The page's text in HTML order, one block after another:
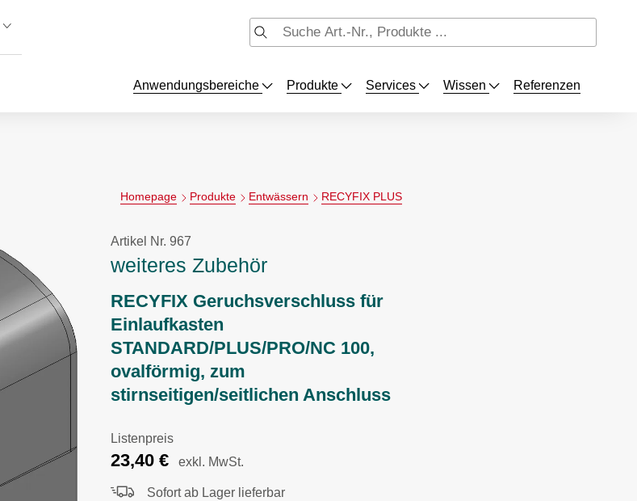
Anwendungsbereiche Produkte Services Wissen Referenzen
Homepage Produkte Entwässern RECYFIX PLUS
Artikel Nr. 967
weiteres Zubehör
RECYFIX Geruchsverschluss für
Einlaufkasten
STANDARD/PLUS/PRO/NC 100,
ovalförmig, zum
stirnseitigen/seitlichen Anschluss
Listenpreis
23,40 € exkl. MwSt.
Sofort ab Lager lieferbar